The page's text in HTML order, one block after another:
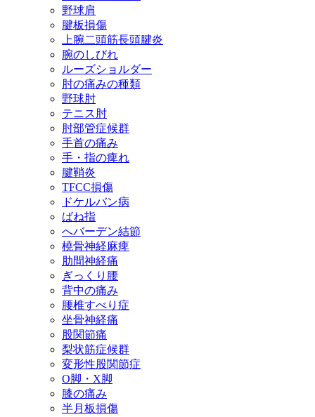
野球肩
腱板損傷
上腕二頭筋長頭腱炎
腕のしびれ
ルーズショルダー
肘の痛みの種類
野球肘
テニス肘
肘部管症候群
手首の痛み
手・指の痺れ
腱鞘炎
TFCC損傷
ドケルバン病
ばね指
へバーデン結節
橈骨神経麻痺
肋間神経痛
ぎっくり腰
背中の痛み
腰椎すべり症
坐骨神経痛
股関節痛
梨状筋症候群
変形性股関節症
O脚・X脚
膝の痛み
半月板損傷